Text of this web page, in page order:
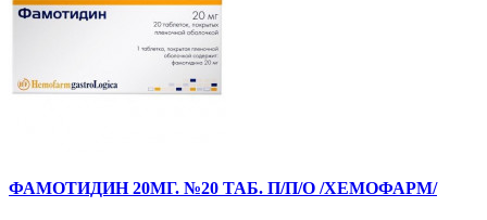
ФАМОТИДИН 20МГ. №20 ТАБ. П/П/О /ХЕМОФАРМ/